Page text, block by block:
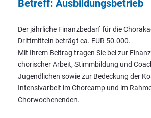
Betreff: Ausbildungsbetrieb
Der jährliche Finanzbedarf für die
Drittmitteln beträgt ca. EUR 50.000.
Mit Ihrem Beitrag tragen Sie bei zur
chorischer Arbeit, Stimmbildung und
Jugendlichen sowie zur Bedeckung der
Intensivarbeit im Chorcamp und im
Chorwochenenden.